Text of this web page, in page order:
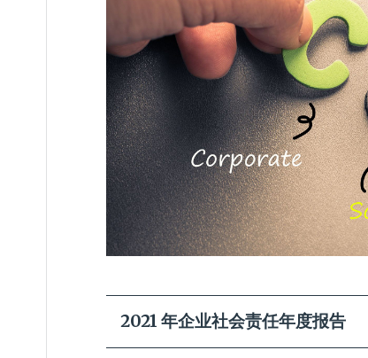
2021 年企业社会责任年度报告